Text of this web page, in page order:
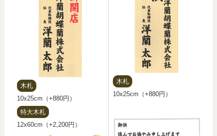
木札
10x25cm（+880円）
特大木札
12x60cm（+2,200円）
木札
10x25cm（+880円）